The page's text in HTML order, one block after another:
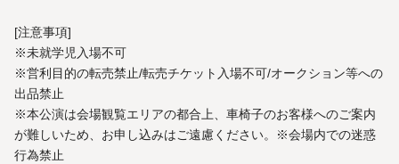
[注意事項]
※未就学児入場不可
※営利目的の転売禁止/転売チケット入場不可/オークション等への
出品禁止
※本公演は会場観覧エリアの都合上、車椅子のお客様へのご案内
が難しいため、お申し込みはご遠慮ください。※会場内での迷惑
行為禁止